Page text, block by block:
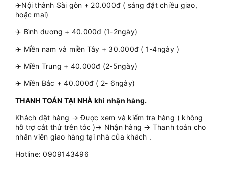
✈️Nội thành Sài gòn + 20.000đ ( sáng đặt chiều giao,
hoặc mai)
✈️ Bình dương + 40.000đ (1-2ngày)
✈️ Miền nam và miền Tây + 30.000đ ( 1-4ngày )
✈️ Miền Trung + 40.000đ (2-5ngày)
✈️ Miền Bắc + 40.000đ ( 2- 6ngày)
THANH TOÁN TẠI NHÀ khi nhận hàng.
Khách đặt hàng → Được xem và kiểm tra hàng ( không
hỗ trợ cắt thử trên tóc )→ Nhận hàng → Thanh toán cho
nhân viên giao hàng tại nhà của khách .
Hotline: 0909143496